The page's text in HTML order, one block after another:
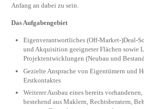
Anfang an dabei zu sein.
Das Aufgabengebiet
Eigenverantwortliches (Off-Market-)Deal-
und Akquisition geeigneter Flächen sowie
Projektentwicklungen (Neubau und
Gezielte Ansprache von Eigentümern und
Erstkontaktes
Weiterer Ausbau eines bereits
bestehend aus Maklern, Rechtsberatern,